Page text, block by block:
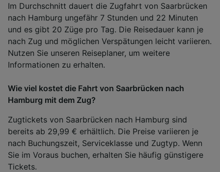
Im Durchschnitt dauert die Zugfahrt von Saarbrücken
nach Hamburg ungefähr 7 Stunden und 22 Minuten
und es gibt 20 Züge pro Tag. Die Reisedauer kann je
nach Zug und möglichen Verspätungen leicht variieren.
Nutzen Sie unseren Reiseplaner, um weitere
Informationen zu erhalten.
Wie viel kostet die Fahrt von Saarbrücken nach
Hamburg mit dem Zug?
Zugtickets von Saarbrücken nach Hamburg sind
bereits ab 29,99 € erhältlich. Die Preise variieren je
nach Buchungszeit, Serviceklasse und Zugtyp. Wenn
Sie im Voraus buchen, erhalten Sie häufig günstigere
Tickets.